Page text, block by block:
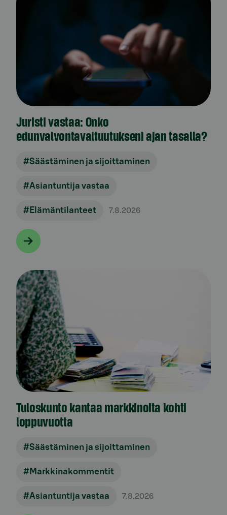
Juristi vastaa: Onko
edunvalvontavaltuutukseni ajan tasalla?
#Säästäminen ja sijoittaminen
#Asiantuntija vastaa
#Elämäntilanteet 7.8.2026
Tuloskunto kantaa markkinoita kohti
loppuvuotta
#Säästäminen ja sijoittaminen
#Markkinakommentit
#Asiantuntija vastaa 7.8.2026